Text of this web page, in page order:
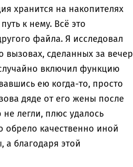
хранится на накопителях
к нему. Всё это
файла. Я исследовал
вызовах, сделанных за вечер
включил функцию
ею когда-то, просто
дяде от его жены после
легли, плюс удалось
обрело качественно иной
а благодаря этой